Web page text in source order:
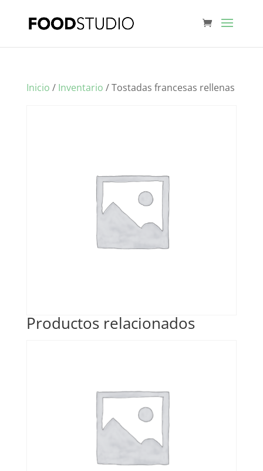
Inicio / Inventario / Tostadas francesas rellenas
Productos relacionados